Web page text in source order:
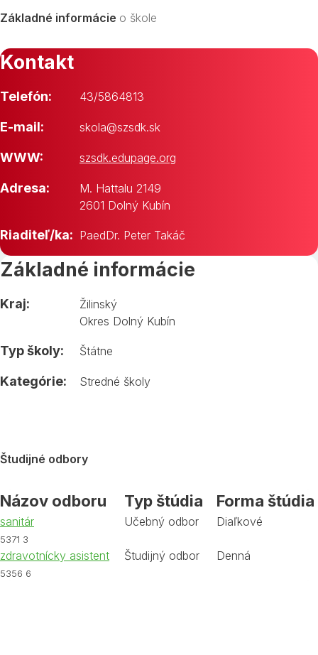
Základné informácie o škole
Kontakt
Telefón: 43/5864813
E-mail: skola@szsdk.sk
WWW: szsdk.edupage.org
Adresa:
M. Hattalu 2149
2601 Dolný Kubín
Riaditeľ/ka: PaedDr. Peter Takáč
Základné informácie
Kraj:
Žilinský
Okres Dolný Kubín
Typ školy: Štátne
Kategórie: Stredné školy
Študijné odbory
Názov odboru Typ štúdia Forma štúdia
sanitár
5371 3
Učebný odbor Diaľkové
zdravotnícky asistent
5356 6
Študijný odbor Denná